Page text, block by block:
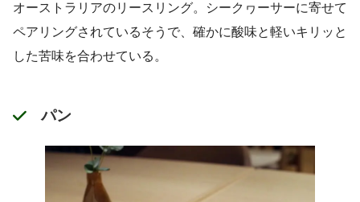
オーストラリアのリースリング。シークヮーサーに寄せて
ペアリングされているそうで、確かに酸味と軽いキリッと
した苦味を合わせている。
パン